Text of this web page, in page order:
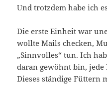
Und trotzdem habe ich
Die erste Einheit war
wollte Mails checken,
„Sinnvolles“ tun. Ich
daran gewöhnt bin,
Dieses ständige Füttern